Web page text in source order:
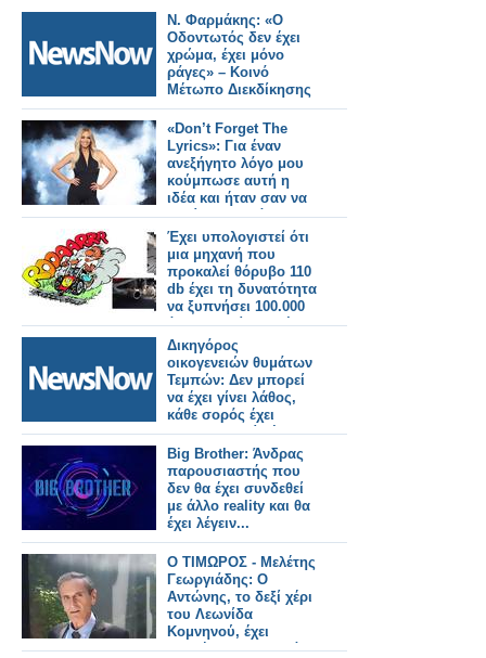
Ν. Φαρμάκης: «Ο
Οδοντωτός δεν έχει
χρώμα, έχει μόνο
ράγες» – Κοινό
Μέτωπο Διεκδίκησης
«Don’t Forget The
Lyrics»: Για έναν
ανεξήγητο λόγο μου
κούμπωσε αυτή η
ιδέα και ήταν σαν να
το είχα ξανακάνει...
Έχει υπολογιστεί ότι
μια μηχανή που
προκαλεί θόρυβο 110
db έχει τη δυνατότητα
να ξυπνήσει 100.000
άτομα περίπου μέχρι
να διασχίσει όλη την
Πατησίων!
Δικηγόρος
οικογενειών θυμάτων
Τεμπών: Δεν μπορεί
να έχει γίνει λάθος,
κάθε σορός έχει
ταυτοποιηθεί μέσω
DNA
Big Brother: Άνδρας
παρουσιαστής που
δεν θα έχει συνδεθεί
με άλλο reality και θα
έχει λέγειν...
Ο ΤΙΜΩΡΟΣ - Μελέτης
Γεωργιάδης: Ο
Αντώνης, το δεξί χέρι
του Λεωνίδα
Κομνηνού, έχει
τραβήξει τη σκανδάλη